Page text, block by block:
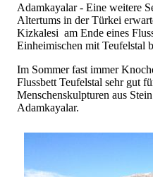
Adamkayalar - Eine weitere
Altertums in der Türkei
Kizkalesi am Ende eines
Einheimischen mit Teufelstal
Im Sommer fast immer
Flussbett Teufelstal sehr gut
Menschenskulpturen aus
Adamkayalar.